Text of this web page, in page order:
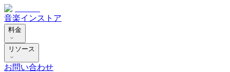
音楽インストア
料金
リソース
お問い合わせ